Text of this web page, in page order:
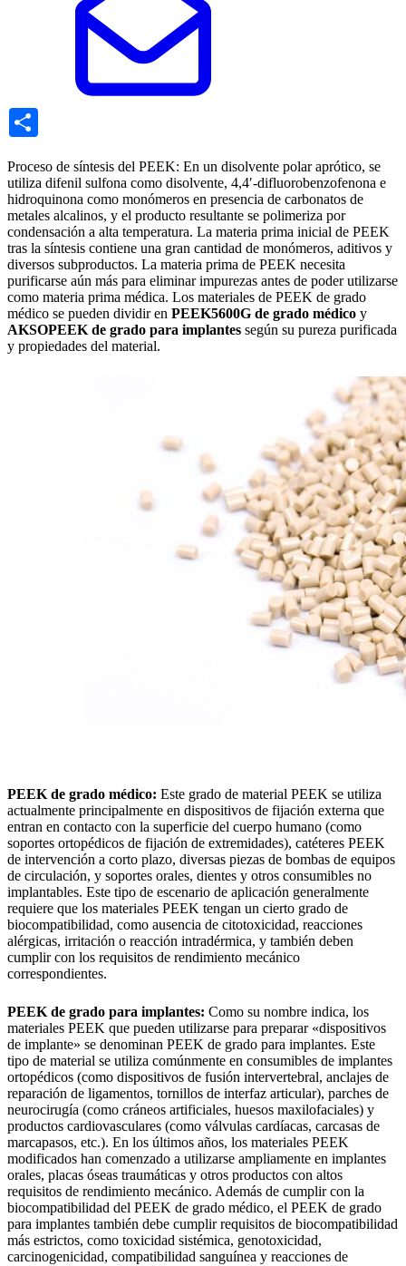
Proceso de síntesis del PEEK: En un disolvente polar aprótico, se
utiliza difenil sulfona como disolvente, 4,4′-difluorobenzofenona e
hidroquinona como monómeros en presencia de carbonatos de
metales alcalinos, y el producto resultante se polimeriza por
condensación a alta temperatura. La materia prima inicial de PEEK
tras la síntesis contiene una gran cantidad de monómeros, aditivos y
diversos subproductos. La materia prima de PEEK necesita
purificarse aún más para eliminar impurezas antes de poder utilizarse
como materia prima médica. Los materiales de PEEK de grado
médico se pueden dividir en PEEK5600G de grado médico y
AKSOPEEK de grado para implantes según su pureza purificada
y propiedades del material.
PEEK de grado médico: Este grado de material PEEK se utiliza
actualmente principalmente en dispositivos de fijación externa que
entran en contacto con la superficie del cuerpo humano (como
soportes ortopédicos de fijación de extremidades), catéteres PEEK
de intervención a corto plazo, diversas piezas de bombas de equipos
de circulación, y soportes orales, dientes y otros consumibles no
implantables. Este tipo de escenario de aplicación generalmente
requiere que los materiales PEEK tengan un cierto grado de
biocompatibilidad, como ausencia de citotoxicidad, reacciones
alérgicas, irritación o reacción intradérmica, y también deben
cumplir con los requisitos de rendimiento mecánico
correspondientes.
PEEK de grado para implantes: Como su nombre indica, los
materiales PEEK que pueden utilizarse para preparar «dispositivos
de implante» se denominan PEEK de grado para implantes. Este
tipo de material se utiliza comúnmente en consumibles de implantes
ortopédicos (como dispositivos de fusión intervertebral, anclajes de
reparación de ligamentos, tornillos de interfaz articular), parches de
neurocirugía (como cráneos artificiales, huesos maxilofaciales) y
productos cardiovasculares (como válvulas cardíacas, carcasas de
marcapasos, etc.). En los últimos años, los materiales PEEK
modificados han comenzado a utilizarse ampliamente en implantes
orales, placas óseas traumáticas y otros productos con altos
requisitos de rendimiento mecánico. Además de cumplir con la
biocompatibilidad del PEEK de grado médico, el PEEK de grado
para implantes también debe cumplir requisitos de biocompatibilidad
más estrictos, como toxicidad sistémica, genotoxicidad,
carcinogenicidad, compatibilidad sanguínea y reacciones de